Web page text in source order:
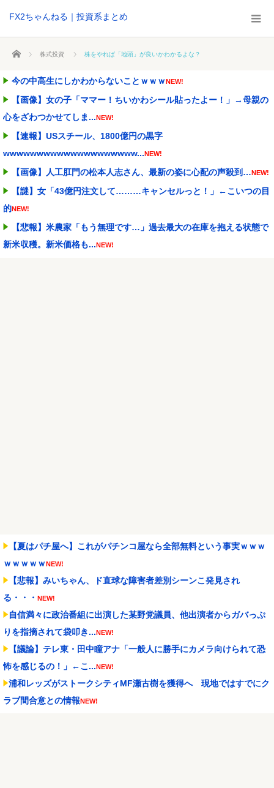
FX2ちゃんねる｜投資系まとめ
ホーム 株式投資 株をやれば「地頭」が良いかわかるよな？
今の中高生にしかわからないことｗｗｗNEW!
【画像】女の子「ママー！ちいかわシール貼ったよー！」→母親の
心をざわつかせてしま...NEW!
【速報】USスチール、1800億円の黒字
wwwwwwwwwwwwwwwwwwww...NEW!
【画像】人工肛門の松本人志さん、最新の姿に心配の声殺到…NEW!
【謎】女「43億円注文して………キャンセルっと！」←こいつの目
的NEW!
【悲報】米農家「もう無理です…」過去最大の在庫を抱える状態で
新米収穫。新米価格も...NEW!
【夏はパチ屋へ】これがパチンコ屋なら全部無料という事実ｗｗｗ
ｗｗｗｗｗNEW!
【悲報】みいちゃん、ド直球な障害者差別シーンこ発見され
る・・・ NEW!
自信満々に政治番組に出演した某野党議員、他出演者からガバっぷ
りを指摘されて袋叩き...NEW!
【議論】テレ東・田中瞳アナ「一般人に勝手にカメラ向けられて恐
怖を感じるの！」←こ...NEW!
浦和レッズがストークシティMF瀬古樹を獲得へ 現地ではすでにク
ラブ間合意との情報NEW!